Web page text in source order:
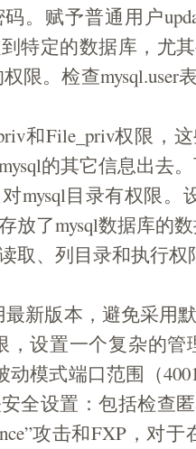
。赋予普通用户
特定的数据库，尤
限。检查mysql.user
和File_priv权限，
的其它信息出去
mysql目录有权限。
放了mysql数据库的
取、列目录和执行权
新版本，避免采用
，设置一个复杂的管
动模式端口范围（
全设置：包括检查
攻击和FXP，对